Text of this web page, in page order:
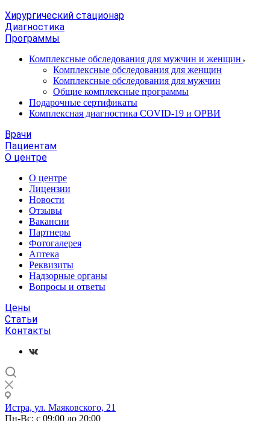
Хирургический стационар
Диагностика
Программы
Комплексные обследования для мужчин и женщин
Комплексные обследования для женщин
Комплексные обследования для мужчин
Общие комплексные программы
Подарочные сертификаты
Комплексная диагностика COVID-19 и ОРВИ
Врачи
Пациентам
О центре
О центре
Лицензии
Новости
Отзывы
Вакансии
Партнеры
Фотогалерея
Аптека
Реквизиты
Надзорные органы
Вопросы и ответы
Цены
Статьи
Контакты
Истра, ул. Маяковского, 21
Пн-Вс: с 09:00 до 20:00